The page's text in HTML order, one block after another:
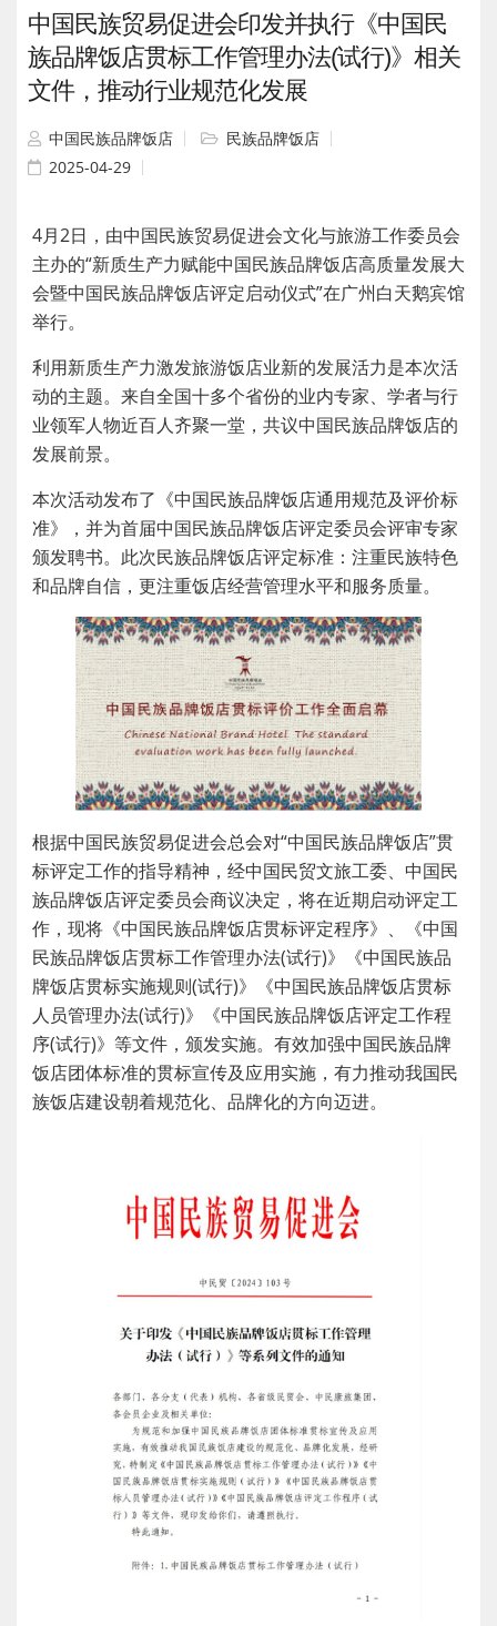
中国民族贸易促进会印发并执行《中国民
族品牌饭店贯标工作管理办法(试行)》相关
文件，推动行业规范化发展
中国民族品牌饭店
民族品牌饭店
2025-04-29
4月2日，由中国民族贸易促进会文化与旅游工作委员会
主办的“新质生产力赋能中国民族品牌饭店高质量发展大
会暨中国民族品牌饭店评定启动仪式”在广州白天鹅宾馆
举行。
利用新质生产力激发旅游饭店业新的发展活力是本次活
动的主题。来自全国十多个省份的业内专家、学者与行
业领军人物近百人齐聚一堂，共议中国民族品牌饭店的
发展前景。
本次活动发布了《中国民族品牌饭店通用规范及评价标
准》，并为首届中国民族品牌饭店评定委员会评审专家
颁发聘书。此次民族品牌饭店评定标准：注重民族特色
和品牌自信，更注重饭店经营管理水平和服务质量。
根据中国民族贸易促进会总会对“中国民族品牌饭店”贯
标评定工作的指导精神，经中国民贸文旅工委、中国民
族品牌饭店评定委员会商议决定，将在近期启动评定工
作，现将《中国民族品牌饭店贯标评定程序》、《中国
民族品牌饭店贯标工作管理办法(试行)》《中国民族品
牌饭店贯标实施规则(试行)》《中国民族品牌饭店贯标
人员管理办法(试行)》《中国民族品牌饭店评定工作程
序(试行)》等文件，颁发实施。有效加强中国民族品牌
饭店团体标准的贯标宣传及应用实施，有力推动我国民
族饭店建设朝着规范化、品牌化的方向迈进。